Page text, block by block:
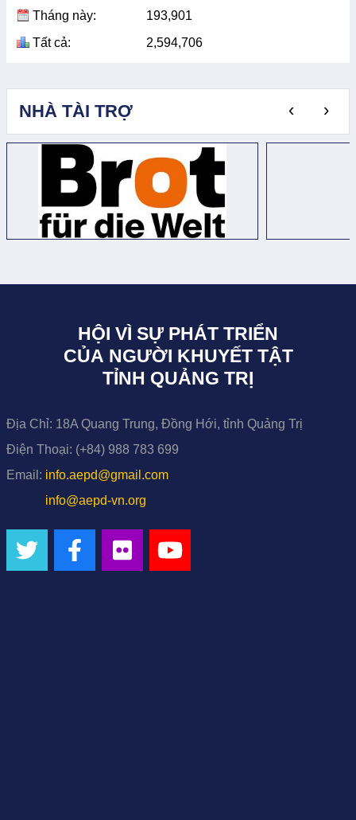
Tháng này:
193,901
Tất cả:
2,594,706
NHÀ TÀI TRỢ ‹ ›
HỘI VÌ SỰ PHÁT TRIỂN
CỦA NGƯỜI KHUYẾT TẬT
TỈNH QUẢNG TRỊ
Địa Chỉ: 18A Quang Trung, Đồng Hới, tỉnh Quảng Trị
Điện Thoại: (+84) 988 783 699
Email: info.aepd@gmail.com
info@aepd-vn.org